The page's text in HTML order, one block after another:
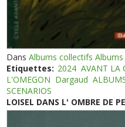
DansAlbums collectifs Albums
Etiquettes: 2024 AVANT LA
L'OMEGON Dargaud
SCENARIOS
LOISEL DANS L' OMBRE DE